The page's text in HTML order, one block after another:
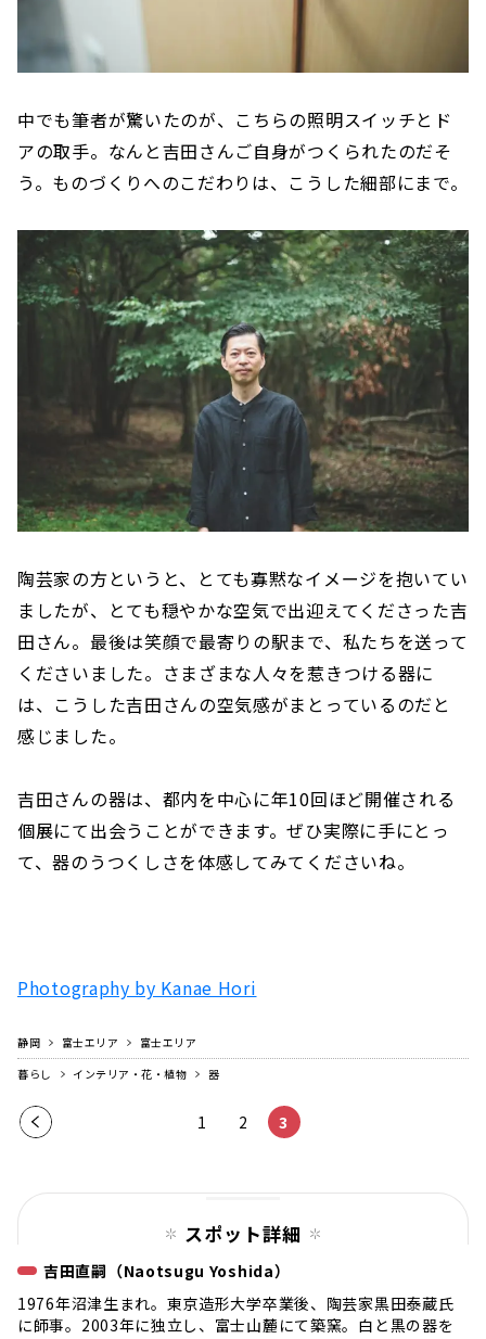
中でも筆者が驚いたのが、こちらの照明スイッチとド
アの取手。なんと吉田さんご自身がつくられたのだそ
う。ものづくりへのこだわりは、こうした細部にまで。
陶芸家の方というと、とても寡黙なイメージを抱いてい
ましたが、とても穏やかな空気で出迎えてくださった吉
田さん。最後は笑顔で最寄りの駅まで、私たちを送って
くださいました。さまざまな人々を惹きつける器に
は、こうした吉田さんの空気感がまとっているのだと
感じました。
吉田さんの器は、都内を中心に年10回ほど開催される
個展にて出会うことができます。ぜひ実際に手にとっ
て、器のうつくしさを体感してみてくださいね。
Photography by Kanae Hori
静岡 富士エリア
富士エリア
暮らし
インテリア・花・植物 器
前の
1 2 3
スポット詳細
吉田直嗣（Naotsugu Yoshida）
1976年沼津生まれ。東京造形大学卒業後、陶芸家黒田泰蔵氏
に師事。2003年に独立し、富士山麓にて築窯。白と黒の器を